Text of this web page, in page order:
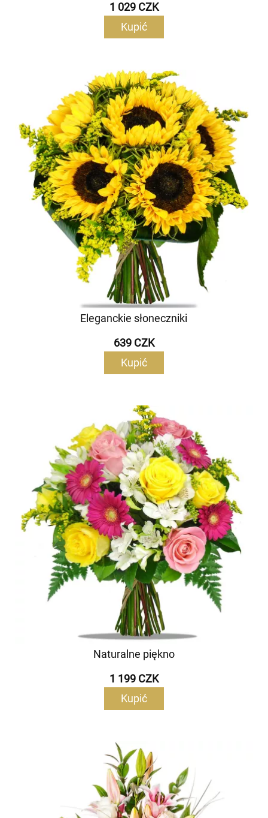
1 029 CZK
Kupić
Eleganckie słoneczniki
639 CZK
Kupić
Naturalne piękno
1 199 CZK
Kupić